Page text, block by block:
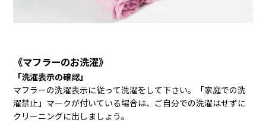
《マフラーのお洗濯》
「洗濯表示の確認」
マフラーの洗濯表示に従って洗濯をして下さい。「家庭での洗
濯禁止」マークが付いている場合は、ご自分での洗濯はせずに
クリーニングに出しましょう。